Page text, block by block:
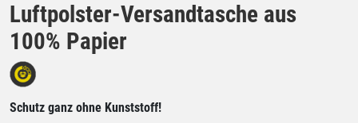
Luftpolster-Versandtasche aus
100% Papier
Schutz ganz ohne Kunststoff!